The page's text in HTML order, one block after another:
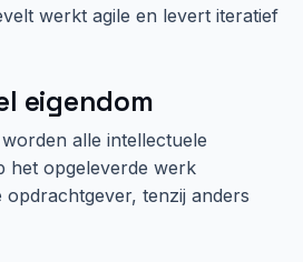
werkt agile en levert iteratief
eigendom
alle intellectuele
het opgeleverde werk
opdrachtgever, tenzij anders